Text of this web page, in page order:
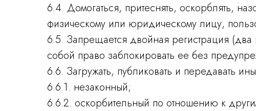
6.4. Домогаться, притеснять, оскорблять,
физическому или юридическому лицу,
6.5. Запрещается двойная регистрация
собой право заблокировать ее без
6.6. Загружать, публиковать и передавать
6.6.1. незаконный;
6.6.2. оскорбительный по отношению к